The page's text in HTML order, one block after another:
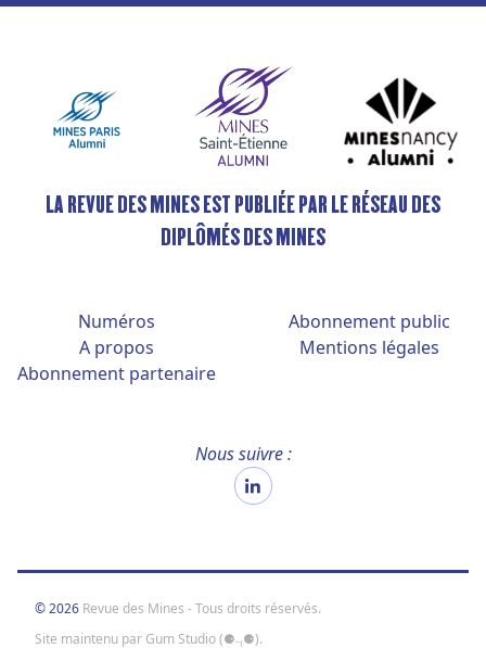
LA REVUE DES MINES EST PUBLIÉE PAR LE RÉSEAU DES
DIPLÔMÉS DES MINES
Numéros
A propos
Abonnement partenaire
Abonnement public
Mentions légales
Nous suivre :
© 2026 Revue des Mines - Tous droits réservés.
Site maintenu par Gum Studio (⚈₋₍⚈).